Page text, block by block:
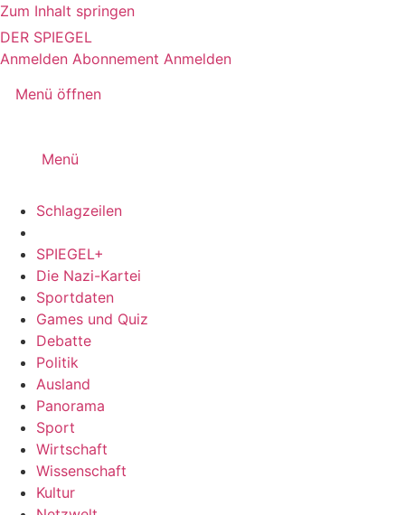
Zum Inhalt springen
DER SPIEGEL
Anmelden Abonnement Anmelden
Menü öffnen
Menü
Schlagzeilen
SPIEGEL+
Die Nazi-Kartei
Sportdaten
Games und Quiz
Debatte
Politik
Ausland
Panorama
Sport
Wirtschaft
Wissenschaft
Kultur